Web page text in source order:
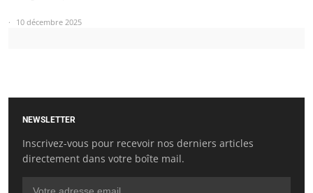
10 décembre 2025
NEWSLETTER
Inscrivez-vous pour recevoir nos derniers articles
directement dans votre boîte mail.